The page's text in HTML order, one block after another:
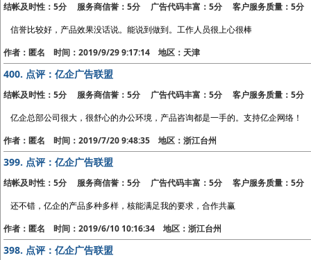
结帐及时性：5分 服务商信誉：5分 广告代码丰富：5分 客户服务质量：5分
信誉比较好，产品效果没话说。能说到做到。工作人员很上心很棒
作者：匿名 时间：2019/9/29 9:17:14 地区：天津
400. 点评：亿企广告联盟
结帐及时性：5分 服务商信誉：5分 广告代码丰富：5分 客户服务质量：5分
亿企总部公司很大，很舒心的办公环境，产品咨询都是一手的。支持亿企网络！
作者：匿名 时间：2019/7/20 9:48:35 地区：浙江台州
399. 点评：亿企广告联盟
结帐及时性：5分 服务商信誉：5分 广告代码丰富：5分 客户服务质量：5分
还不错，亿企的产品多种多样，核能满足我的要求，合作共赢
作者：匿名 时间：2019/6/10 10:16:34 地区：浙江台州
398. 点评：亿企广告联盟